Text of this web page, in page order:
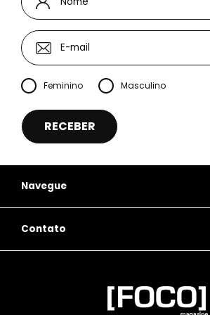
Feminino Masculino
Navegue
Contato